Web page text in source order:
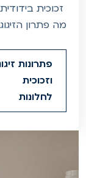
זכוכית
מה פתרון הזיגוג
פתרונות זיגוג
וזכוכית
לחלונות